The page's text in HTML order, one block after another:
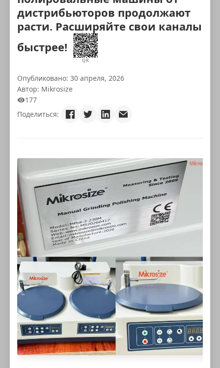
дистрибьюторов продолжают
расти. Расширяйте свои каналы
быстрее!
QR
Опубликовано: 30 апреля, 2026
Автор: Mikrosize
177
Поделиться: